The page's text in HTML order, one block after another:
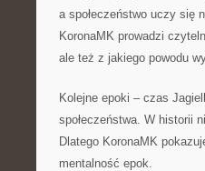
a społeczeństwo uczy się
KoronaMK prowadzi
ale też z jakiego powodu
Kolejne epoki – czas
społeczeństwa. W historii
Dlatego KoronaMK
mentalność epok.